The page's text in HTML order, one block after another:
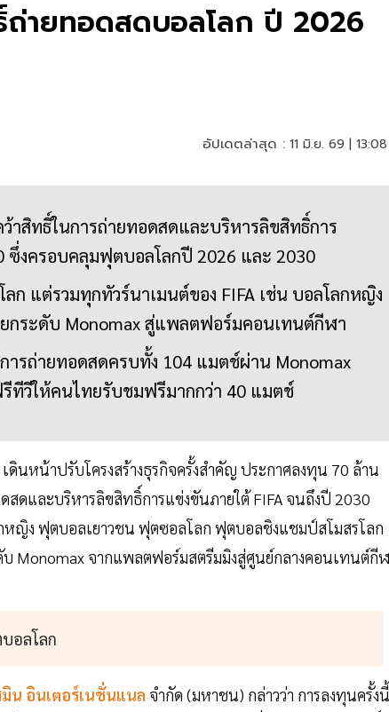
ถ่ายทอดสดบอลโลก ปี 2026
อัปเดตล่าสุด : 11 มิ.ย. 69 |
าสิทธิ์ในการถ่ายทอดสดและบริหารลิขสิทธิ์การ
ซึ่งครอบคลุมฟุตบอลโลกปี 2026 และ 2030
ก แต่รวมทุกทัวร์นาเมนต์ของ FIFA เช่น บอลโลกหญิง
กระดับ Monomax สู่แพลตฟอร์มคอนเทนต์กีฬา
รถ่ายทอดสดครบทั้ง 104 แมตช์ผ่าน Monomax
ทีวีให้คนไทยรับชมฟรีมากกว่า 40 แมตช์
ดินหน้าปรับโครงสร้างธุรกิจครั้งสำคัญ ประกาศลงทุน 70 ล้าน
ดและบริหารลิขสิทธิ์การแข่งขันภายใต้ FIFA จนถึงปี 2030
ญิง ฟุตบอลเยาวชน ฟุตซอลโลก ฟุตบอลชิงแชมป์สโมสรโลก
Monomax จากแพลตฟอร์มสตรีมมิงสู่ศูนย์กลางคอนเทนต์กี
อลโลก
น อินเตอร์เนชั่นแนล จำกัด (มหาชน) กล่าวว่า การลงทุนครั้งนี้